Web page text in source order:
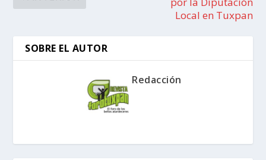
Local en Tuxpan
SOBRE EL AUTOR
Redacción